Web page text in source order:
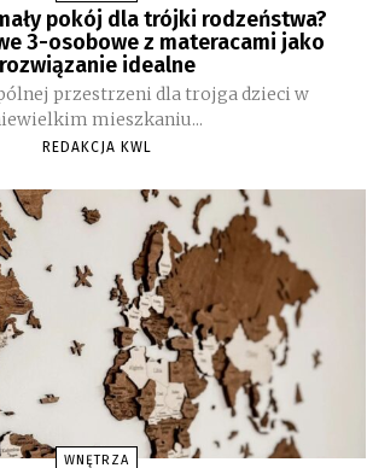
pokój dla trójki rodzeństwa?
3-osobowe z materacami jako
rozwiązanie idealne
przestrzeni dla trojga dzieci w
mieszkaniu...
REDAKCJA KWL
WNĘTRZA